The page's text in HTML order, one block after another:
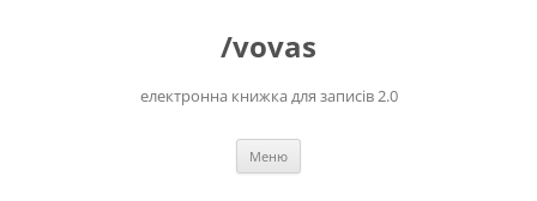
/vovas
електронна книжка для записів 2.0
Меню